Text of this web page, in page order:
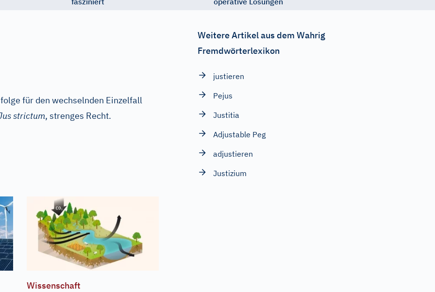
für den wechselnden Einzelfall
strictum, strenges Recht.
Wissenschaft
Weitere Artikel aus dem Wahrig
Fremdwörterlexikon
justieren
Pejus
Justitia
Adjustable Peg
adjustieren
Justizium